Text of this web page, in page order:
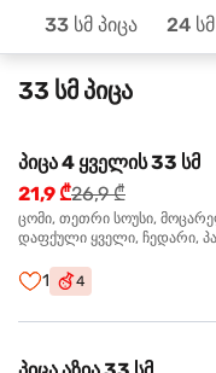
33 სმ პიცა 24
მთავარზე
33 სმ პიცა
პიცა 4 ყველის 33 სმ
21,9 ₾26,9 ₾
ცომი, თეთრი სოუსი,
დაფქული ყველი, ჩედარი,
1 4